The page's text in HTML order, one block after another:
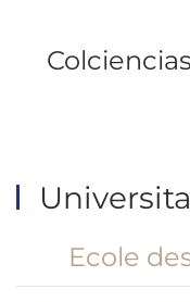
Colciencias
Ecole